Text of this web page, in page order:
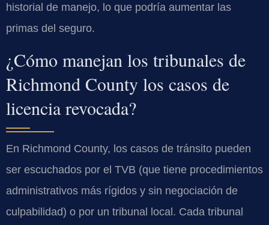
historial de manejo, lo que podría aumentar las
primas del seguro.
¿Cómo manejan los tribunales de
Richmond County los casos de
licencia revocada?
En Richmond County, los casos de tránsito pueden
ser escuchados por el TVB (que tiene procedimientos
administrativos más rígidos y sin negociación de
culpabilidad) o por un tribunal local. Cada tribunal